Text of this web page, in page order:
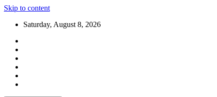
Skip to content
Saturday, August 8, 2026